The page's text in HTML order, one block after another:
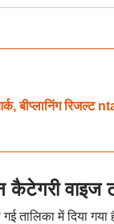
रिजल्ट
वाइज
तालिका में दिया गया